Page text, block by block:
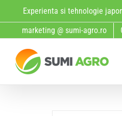
Experienta si tehnologie
marketing @ sumi-agro.ro